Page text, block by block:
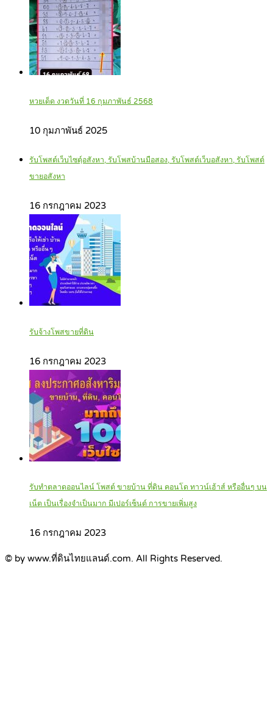
หวยเด็ด งวดวันที่ 16 กุมภาพันธ์ 2568
10 กุมภาพันธ์ 2025
รับโพสต์เว็บไซตฺ์อสังหา, รับโพสบ้านมือสอง, รับโพสต์เว็บอสังหา, รับโพสต์
ขายอสังหา
16 กรกฎาคม 2023
รับจ้างโพสขายที่ดิน
16 กรกฎาคม 2023
รับทำตลาดออนไลน์ โพสต์ ขายบ้าน ที่ดิน คอนโด ทาวน์เฮ้าส์ หรืออื่นๆ บน
เน็ต เป็นเรื่องจำเป็นมาก มีเปอร์เซ็นต์ การขายเพิ่มสูง
16 กรกฎาคม 2023
© by www.ที่ดินไทยแลนด์.com. All Rights Reserved.